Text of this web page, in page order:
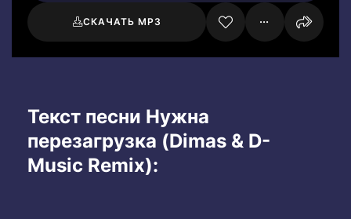
СКАЧАТЬ MP3
Текст песни Нужна
перезагрузка (Dimas & D-
Music Remix):